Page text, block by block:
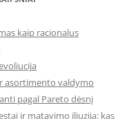
kaip racionalus
asortimento valdymo
pagal Pareto dėsnį
ir matavimo iliuzija: kas